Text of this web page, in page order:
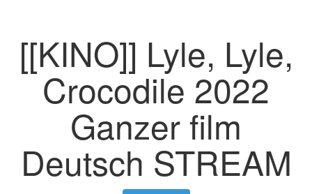
[[KINO]] Lyle, Lyle,
Crocodile 2022
Ganzer film
Deutsch STREAM